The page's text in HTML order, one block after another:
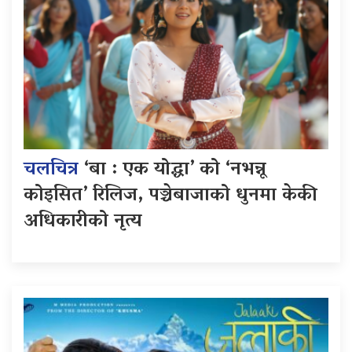
चलचित्र‘बा : एक योद्धा’ को ‘नभन्नू
कोइसित’ रिलिज, पञ्चेबाजाको धुनमा केकी
अधिकारीको नृत्य